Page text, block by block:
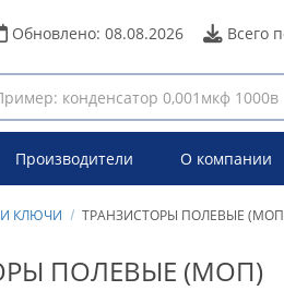
Обновлено: 08.08.2026 Всего
Производители О компании
КЛЮЧИ ТРАНЗИСТОРЫ ПОЛЕВЫЕ
ПОЛЕВЫЕ (МОП)